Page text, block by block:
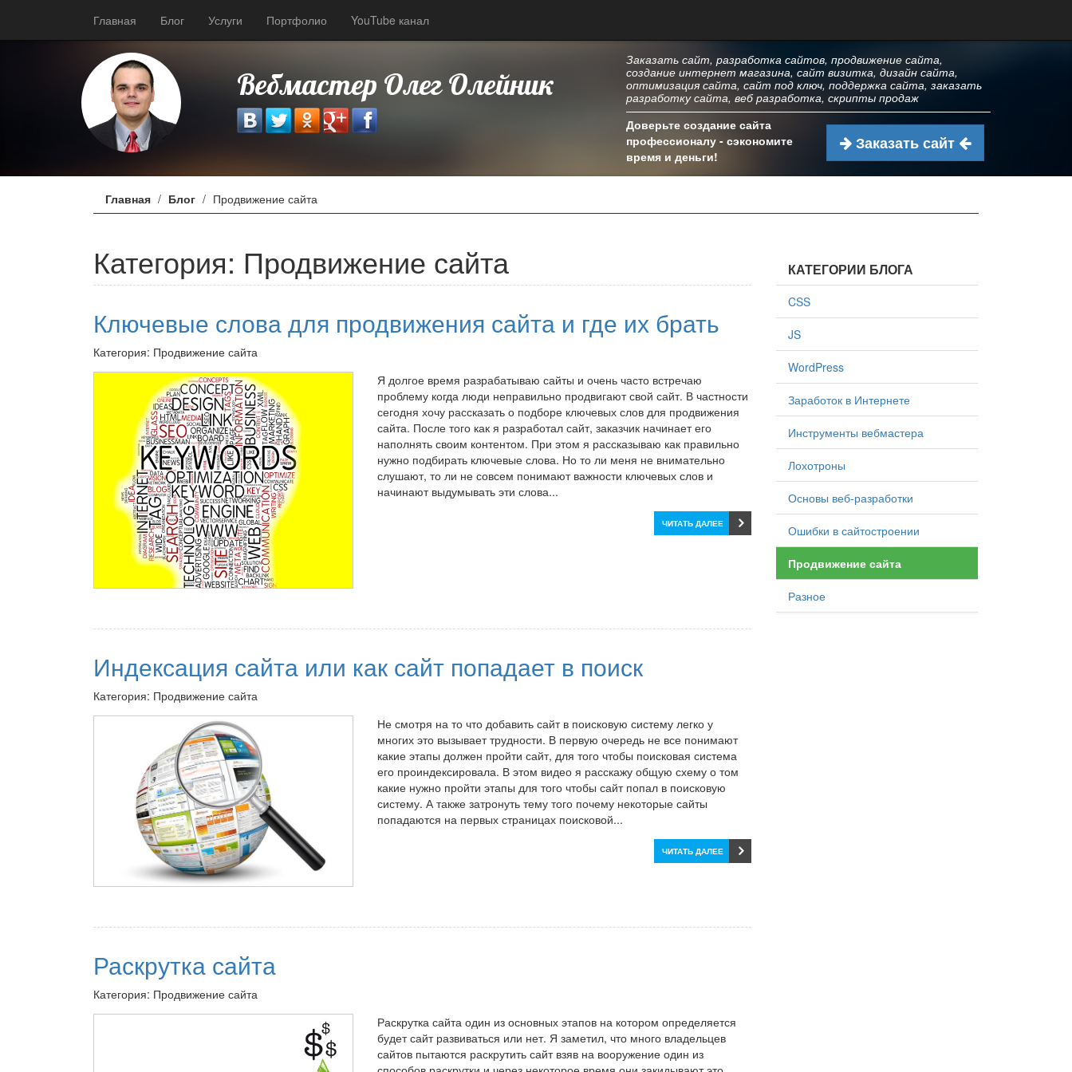
Главная Блог Услуги Портфолио YouTube канал
Вебмастер Олег Олейник
Заказать сайт, разработка сайтов, продвижение сайта,
создание интернет магазина, сайт визитка, дизайн сайта,
оптимизация сайта, сайт под ключ, поддержка сайта, заказать
разработку сайта, веб разработка, скрипты продаж
Доверьте создание сайта
профессионалу - сэкономите
время и деньги!
Заказать сайт
Главная Блог Продвижение сайта
Категория: Продвижение сайта
Ключевые слова для продвижения сайта и где их брать
Категория: Продвижение сайта
Я долгое время разрабатываю сайты и очень часто встречаю
проблему когда люди неправильно продвигают свой сайт. В частности
сегодня хочу рассказать о подборе ключевых слов для продвижения
сайта. После того как я разработал сайт, заказчик начинает его
наполнять своим контентом. При этом я рассказываю как правильно
нужно подбирать ключевые слова. Но то ли меня не внимательно
слушают, то ли не совсем понимают важности ключевых слов и
начинают выдумывать эти слова...
ЧИТАТЬ ДАЛЕЕ
Индексация сайта или как сайт попадает в поиск
Категория: Продвижение сайта
Не смотря на то что добавить сайт в поисковую систему легко у
многих это вызывает трудности. В первую очередь не все понимают
какие этапы должен пройти сайт, для того чтобы поисковая система
его проиндексировала. В этом видео я расскажу общую схему о том
какие нужно пройти этапы для того чтобы сайт попал в поисковую
систему. А также затронуть тему того почему некоторые сайты
попадаются на первых страницах поисковой...
ЧИТАТЬ ДАЛЕЕ
Раскрутка сайта
Категория: Продвижение сайта
Раскрутка сайта один из основных этапов на котором определяется
будет сайт развиваться или нет. Я заметил, что много владельцев
сайтов пытаются раскрутить сайт взяв на вооружение один из
КАТЕГОРИИ БЛОГА
CSS
JS
WordPress
Заработок в Интернете
Инструменты вебмастера
Лохотроны
Основы веб-разработки
Ошибки в сайтостроении
Продвижение сайта
Разное